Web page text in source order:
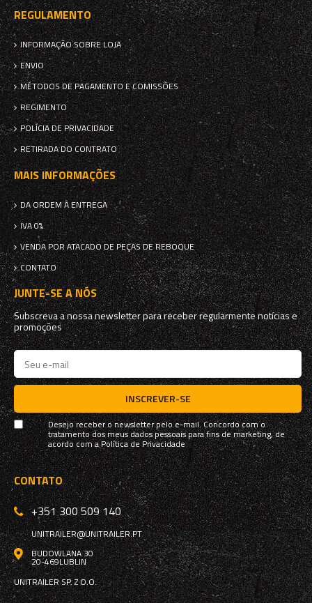
REGULAMENTO
INFORMAÇÃO SOBRE LOJA
ENVIO
MÉTODOS DE PAGAMENTO E COMISSÕES
REGIMENTO
POLÍCIA DE PRIVACIDADE
RETIRADA DO CONTRATO
MAIS INFORMAÇÕES
DA ORDEM À ENTREGA
IVA 0%
VENDA POR ATACADO DE PEÇAS DE REBOQUE
CONTATO
JUNTE-SE A NÓS
Subscreva a nossa newsletter para receber regularmente notícias e
promoções
INSCREVER-SE
Desejo receber o newsletter pelo e-mail. Concordo com o
tratamento dos meus dados pessoais para fins de marketing, de
acordo com aPolítica de Privacidade
CONTATO
+351 300 509 140
UNITRAILER@UNITRAILER.PT
BUDOWLANA 30
20-469LUBLIN
UNITRAILER SP. Z O.O.